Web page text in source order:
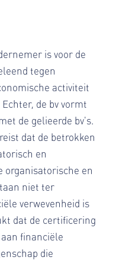
is voor de
tegen
activiteit
de bv vormt
de gelieerde bv's.
dat de betrokken
en
organisatorische en
niet ter
verwevenheid is
dat de certificering
financiële
die